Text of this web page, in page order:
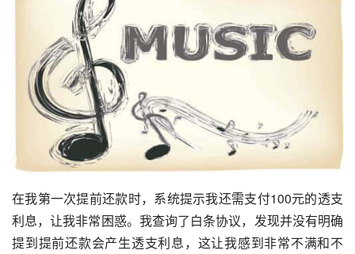
在我第一次提前还款时，系统提示我还需支付100元的透支
利息，让我非常困惑。我查询了白条协议，发现并没有明确
提到提前还款会产生透支利息，这让我感到非常不满和不